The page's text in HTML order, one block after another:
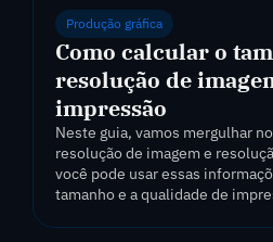
Produção gráfica
Como calcular o
resolução de
impressão
Neste guia, vamos mergulhar
resolução de imagem e
você pode usar essas
tamanho e a qualidade de